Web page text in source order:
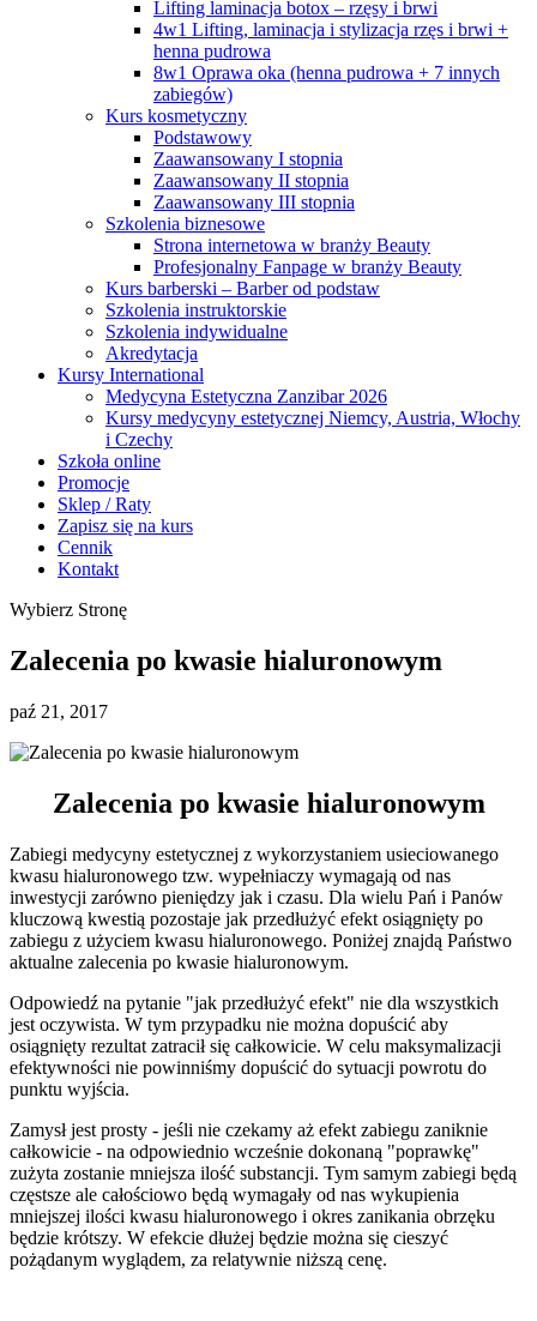
Lifting laminacja botox – rzęsy i brwi
4w1 Lifting, laminacja i stylizacja rzęs i brwi +
henna pudrowa
8w1 Oprawa oka (henna pudrowa + 7 innych
zabiegów)
Kurs kosmetyczny
Podstawowy
Zaawansowany I stopnia
Zaawansowany II stopnia
Zaawansowany III stopnia
Szkolenia biznesowe
Strona internetowa w branży Beauty
Profesjonalny Fanpage w branży Beauty
Kurs barberski – Barber od podstaw
Szkolenia instruktorskie
Szkolenia indywidualne
Akredytacja
Kursy International
Medycyna Estetyczna Zanzibar 2026
Kursy medycyny estetycznej Niemcy, Austria, Włochy
i Czechy
Szkoła online
Promocje
Sklep / Raty
Zapisz się na kurs
Cennik
Kontakt
Wybierz Stronę
Zalecenia po kwasie hialuronowym
paź 21, 2017
Zalecenia po kwasie hialuronowym
Zabiegi medycyny estetycznej z wykorzystaniem usieciowanego
kwasu hialuronowego tzw. wypełniaczy wymagają od nas
inwestycji zarówno pieniędzy jak i czasu. Dla wielu Pań i Panów
kluczową kwestią pozostaje jak przedłużyć efekt osiągnięty po
zabiegu z użyciem kwasu hialuronowego. Poniżej znajdą Państwo
aktualne zalecenia po kwasie hialuronowym.
Odpowiedź na pytanie "jak przedłużyć efekt" nie dla wszystkich
jest oczywista. W tym przypadku nie można dopuścić aby
osiągnięty rezultat zatracił się całkowicie. W celu maksymalizacji
efektywności nie powinniśmy dopuścić do sytuacji powrotu do
punktu wyjścia.
Zamysł jest prosty - jeśli nie czekamy aż efekt zabiegu zaniknie
całkowicie - na odpowiednio wcześnie dokonaną "poprawkę"
zużyta zostanie mniejsza ilość substancji. Tym samym zabiegi będą
częstsze ale całościowo będą wymagały od nas wykupienia
mniejszej ilości kwasu hialuronowego i okres zanikania obrzęku
będzie krótszy. W efekcie dłużej będzie można się cieszyć
pożądanym wyglądem, za relatywnie niższą cenę.